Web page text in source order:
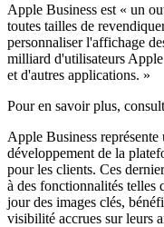
Apple Business est « un
toutes tailles de
personnaliser l'affichage
milliard d'utilisateurs
et d'autres applications. »
Pour en savoir plus,
Apple Business représente
développement de la
pour les clients. Ces
à des fonctionnalités telles
jour des images clés,
visibilité accrues sur leurs